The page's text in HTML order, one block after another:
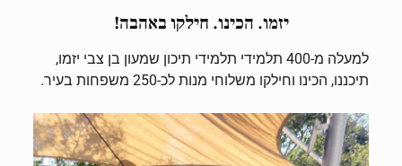
יזמו. הכינו. חילקו באהבה!
למעלה מ-400 תלמידי תלמידי תיכון שמעון בן צבי יזמו,
תיכננו, הכינו וחילקו משלוחי מנות לכ-250 משפחות בעיר.